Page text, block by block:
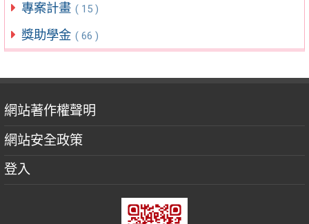
專案計畫 ( 15 )
獎助學金 ( 66 )
網站著作權聲明
網站安全政策
登入